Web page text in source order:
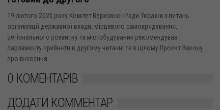
19 лютого 2020 року Комітет Верховної Ради України з питань
організації державної влади, місцевого самоврядування,
регіонального розвитку та містобудування рекомендував
парламенту прийняти в другому читанні та в цілому Проект Закону
про внесення...
0 КОМЕНТАРІВ
ДОДАТИ КОММЕНТАР